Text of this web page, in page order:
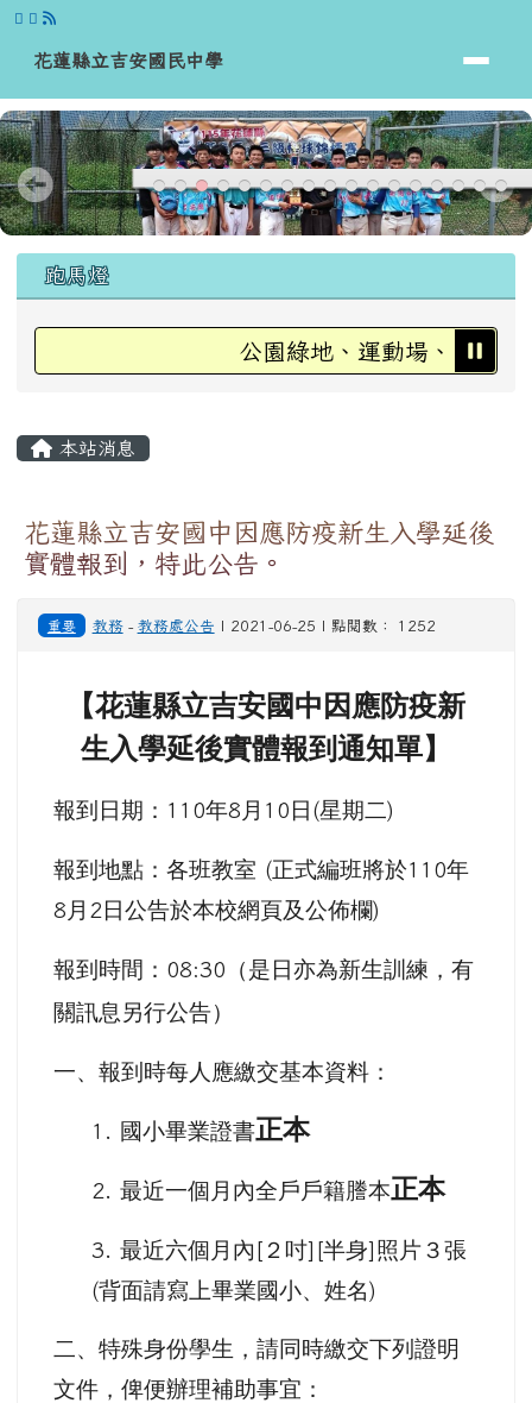
跳至主內容區
花蓮縣立吉安國民中學
花蓮縣立吉安國民中學
上中區域內容
跑馬燈
公園綠地、運動場、國高
本站消息
花蓮縣立吉安國中因應防疫新生入學延後
實體報到，特此公告。
重要 教務- 教務處公告 | 2021-06-25 | 點閱數： 1252
【花蓮縣立吉安國中因應防疫新
生入學延後實體報到通知單】
報到日期： 110年8 月 10 日 (星期二)
報到地點：各班教室 (正式編班將於110年
8 月 2 日公告於本校網頁及公佈欄)
報到時間： 08:30 （是日亦為新生訓練 ， 有
關訊息另行公告）
一、報到時每人應繳交基本資料：
1. 國小畢業證書正本
2. 最近一個月內全戶戶籍謄本正本
3. 最近六個月內 [ ２吋][半身] 照片３張
(背面請寫上畢業國小、姓名)
二、特殊身份學生，請同時繳交下列證明
文件，俾便辦理補助事宜 ：
頁尾區域